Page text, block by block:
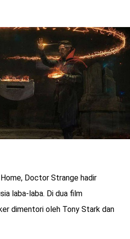
Doctor Strange hadir
laba-laba. Di dua film
dimentori oleh Tony Stark dan